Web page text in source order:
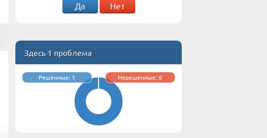
Да Нет
Здесь 1 проблема
Решённые: 1 Нерешённые: 0